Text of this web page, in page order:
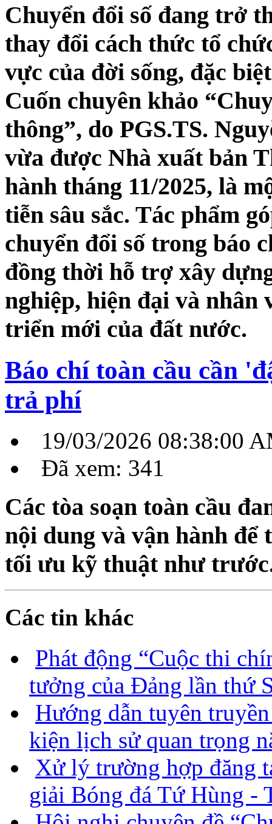
Chuyển đổi số đang trở
thay đổi cách thức tổ
vực của đời sống, đặc
Cuốn chuyên khảo
thông”, do PGS.TS.
vừa được Nhà xuất bản
hành tháng 11/2025, là
tiễn sâu sắc. Tác phẩm
chuyển đổi số trong báo
đồng thời hỗ trợ xây
nghiệp, hiện đại và nhân
triển mới của đất nước.
Báo chí toàn cầu cần
trả phí
19/03/2026 08:38:00
Đã xem: 341
Các tòa soạn toàn cầu
nội dung và vận hành
tối ưu kỹ thuật như
Các tin khác
Phát động “Cuộc thi
tưởng của Đảng lần thứ
Hướng dẫn tuyên
kiện lịch sử quan trọng
Xử lý trường hợp đăng
giải Bóng đá Tứ Hùng -